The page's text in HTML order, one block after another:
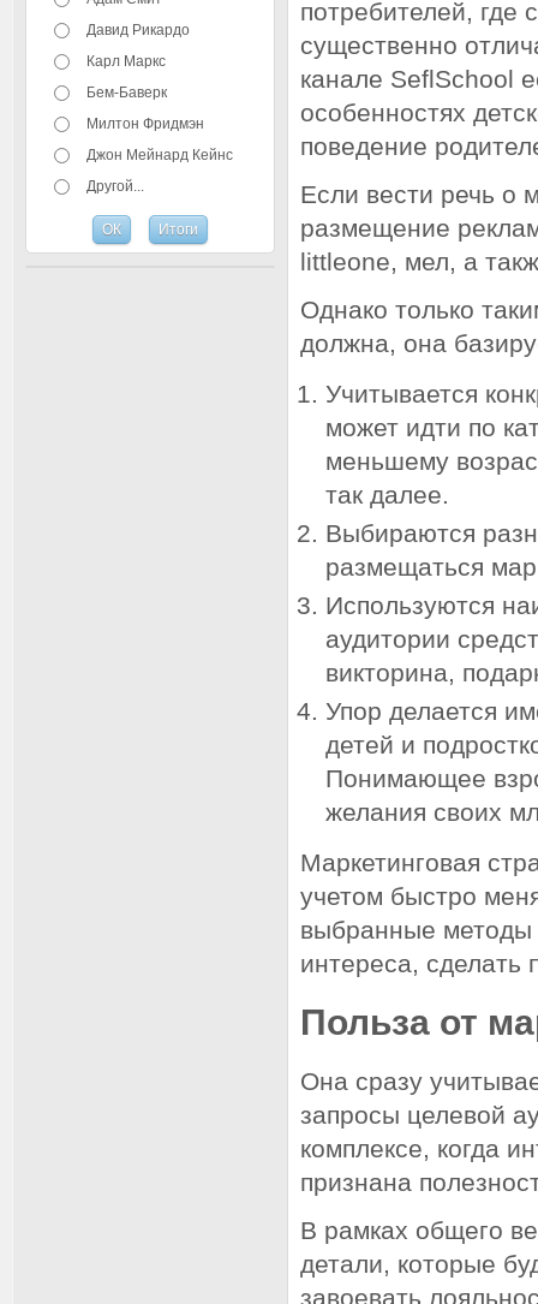
Давид Рикардо
Карл Маркс
Бем-Баверк
Милтон Фридмэн
Джон Мейнард Кейнс
Другой...
потребителей, где
существенно
канале SeflSchool
особенностях
поведение
Если вести речь о
размещение
littleone, мел, а
Однако только
должна, она
Учитывается
может идти по
меньшему
так далее.
Выбираются
размещаться
Используются
аудитории
викторина,
Упор делается
детей и
Понимающее
желания своих
Маркетинговая
учетом быстро
выбранные методы
интереса, сделать
Польза от
Она сразу
запросы целевой
комплексе, когда
признана
В рамках общего
детали, которые
завоевать